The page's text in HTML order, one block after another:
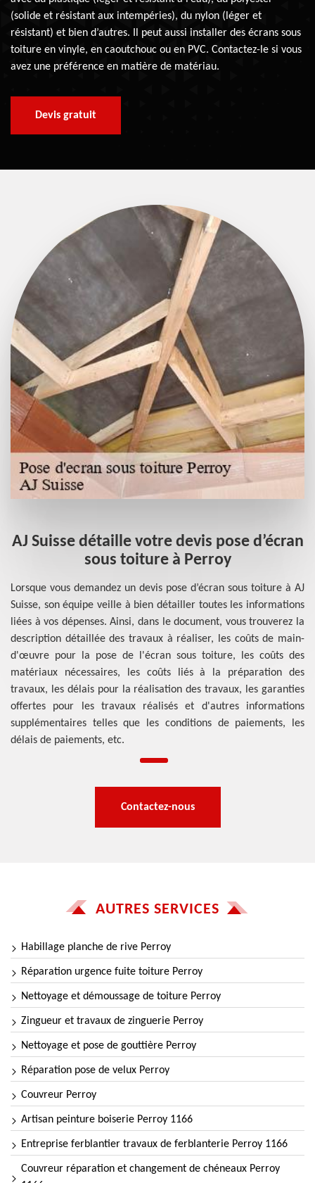
(solide et résistant aux intempéries), du nylon (léger et
résistant) et bien d’autres. Il peut aussi installer des écrans sous
toiture en vinyle, en caoutchouc ou en PVC. Contactez-le si vous
avez une préférence en matière de matériau.
Devis gratuit
AJ Suisse détaille votre devis pose d’écran
sous toiture à Perroy
Lorsque vous demandez un devis pose d’écran sous toiture à AJ
Suisse, son équipe veille à bien détailler toutes les informations
liées à vos dépenses. Ainsi, dans le document, vous trouverez la
description détaillée des travaux à réaliser, les coûts de main-
d'œuvre pour la pose de l'écran sous toiture, les coûts des
matériaux nécessaires, les coûts liés à la préparation des
travaux, les délais pour la réalisation des travaux, les garanties
offertes pour les travaux réalisés et d'autres informations
supplémentaires telles que les conditions de paiements, les
délais de paiements, etc.
Contactez-nous
AUTRES SERVICES
Habillage planche de rive Perroy
Réparation urgence fuite toiture Perroy
Nettoyage et démoussage de toiture Perroy
Zingueur et travaux de zinguerie Perroy
Nettoyage et pose de gouttière Perroy
Réparation pose de velux Perroy
Couvreur Perroy
Artisan peinture boiserie Perroy 1166
Entreprise ferblantier travaux de ferblanterie Perroy 1166
Couvreur réparation et changement de chéneaux Perroy